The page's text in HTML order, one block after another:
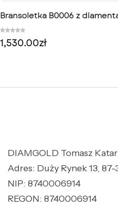
Bransoletka B0006 z
1,530.00zł
DIAMGOLD Tomasz
Adres: Duży Rynek 13,
NIP: 8740006914
REGON: 8740006914